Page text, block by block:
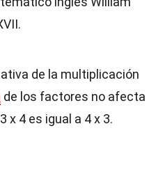
de la multiplicación
de los factores no afecta
x 4 es igual a 4 x 3.